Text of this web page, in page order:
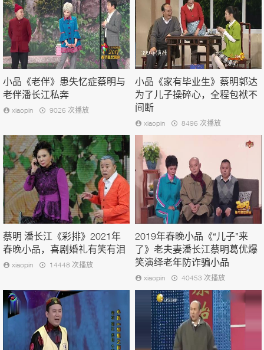
小品《老伴》患失忆症蔡明与
老伴潘长江私奔
xiaopin 9026 次播放
小品《家有毕业生》蔡明郭达
为了儿子操碎心，全程包袱不
间断
xiaopin 8496 次播放
蔡明 潘长江《彩排》2021年
春晚小品，喜剧婚礼有笑有泪
xiaopin 14448 次播放
2019年春晚小品《“儿子”来
了》老夫妻潘长江蔡明葛优爆
笑演绎老年防诈骗小品
xiaopin 40453 次播放